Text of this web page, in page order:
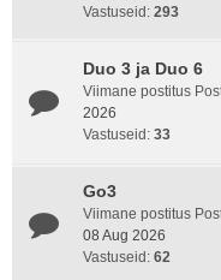
Vastuseid: 293
Duo 3 ja Duo 6
Viimane postitus
2026
Vastuseid: 33
Go3
Viimane postitus
08 Aug 2026
Vastuseid: 62